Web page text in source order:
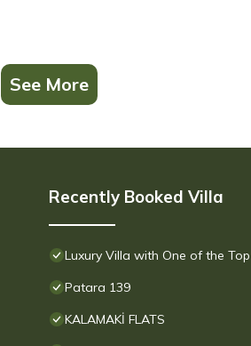
See More
Recently Booked Villa
Luxury Villa with One of the
Patara 139
KALAMAKİ FLATS